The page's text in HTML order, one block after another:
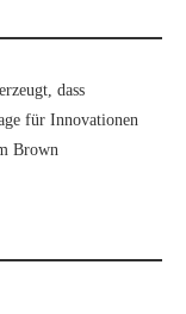
dass
für Innovationen
Brown